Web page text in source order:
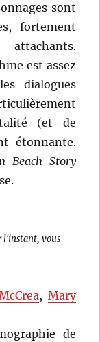
sont
fortement
est assez
dialogues
(et de
étonnante.
Beach Story
l'instant, vous
, Mary
de